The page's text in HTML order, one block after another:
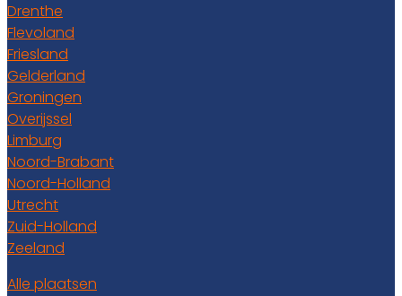
Drenthe
Flevoland
Friesland
Gelderland
Groningen
Overijssel
Limburg
Noord-Brabant
Noord-Holland
Utrecht
Zuid-Holland
Zeeland
Alle plaatsen